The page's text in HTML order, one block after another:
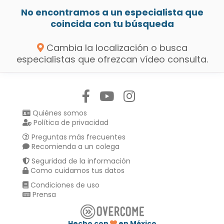
No encontramos a un especialista que
coincida con tu búsqueda
Cambia la localización o busca
especialistas que ofrezcan vídeo consulta.
Quiénes somos
Política de privacidad
Preguntas más frecuentes
Recomienda a un colega
Seguridad de la información
Como cuidamos tus datos
Condiciones de uso
Prensa